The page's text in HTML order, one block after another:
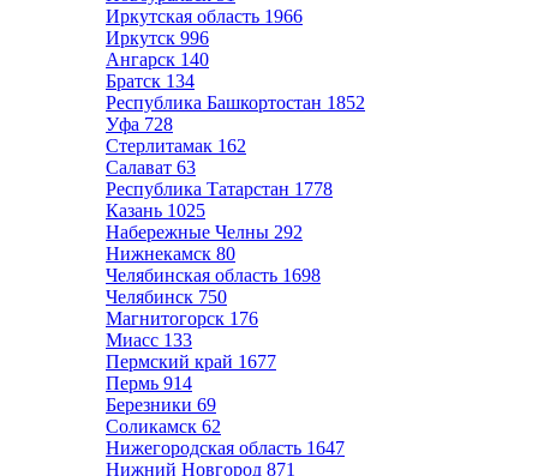
Иркутская область 1966
Иркутск 996
Ангарск 140
Братск 134
Республика Башкортостан 1852
Уфа 728
Стерлитамак 162
Салават 63
Республика Татарстан 1778
Казань 1025
Набережные Челны 292
Нижнекамск 80
Челябинская область 1698
Челябинск 750
Магнитогорск 176
Миасс 133
Пермский край 1677
Пермь 914
Березники 69
Соликамск 62
Нижегородская область 1647
Нижний Новгород 871